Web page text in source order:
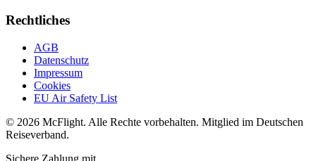
Rechtliches
AGB
Datenschutz
Impressum
Cookies
EU Air Safety List
© 2026 McFlight. Alle Rechte vorbehalten. Mitglied im Deutschen
Reiseverband.